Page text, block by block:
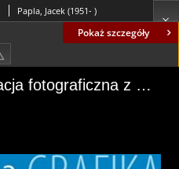
Pokaż szczegóły
Papla, Jacek (1951- )